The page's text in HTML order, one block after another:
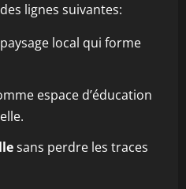
lignes suivantes:
local qui forme
espace d’éducation
sans perdre les traces